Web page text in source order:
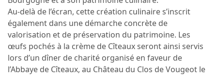
Au-delà de l’écran, cette création culinaire s’inscrit
également dans une démarche concrète de
valorisation et de préservation du patrimoine. Les
œufs pochés à la crème de Cîteaux seront ainsi servis
lors d’un dîner de charité organisé en faveur de
l’Abbaye de Cîteaux, au Château du Clos de Vougeot le